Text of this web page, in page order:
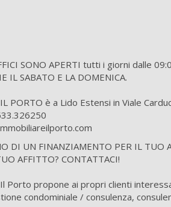
SONO APERTI tutti i giorni dalle
IL SABATO E LA DOMENICA.
PORTO è a Lido Estensi in Viale
DI UN FINANZIAMENTO PER IL TUO
AFFITTO? CONTATTACI!
Porto propone ai propri clienti
condominiale / consulenza,